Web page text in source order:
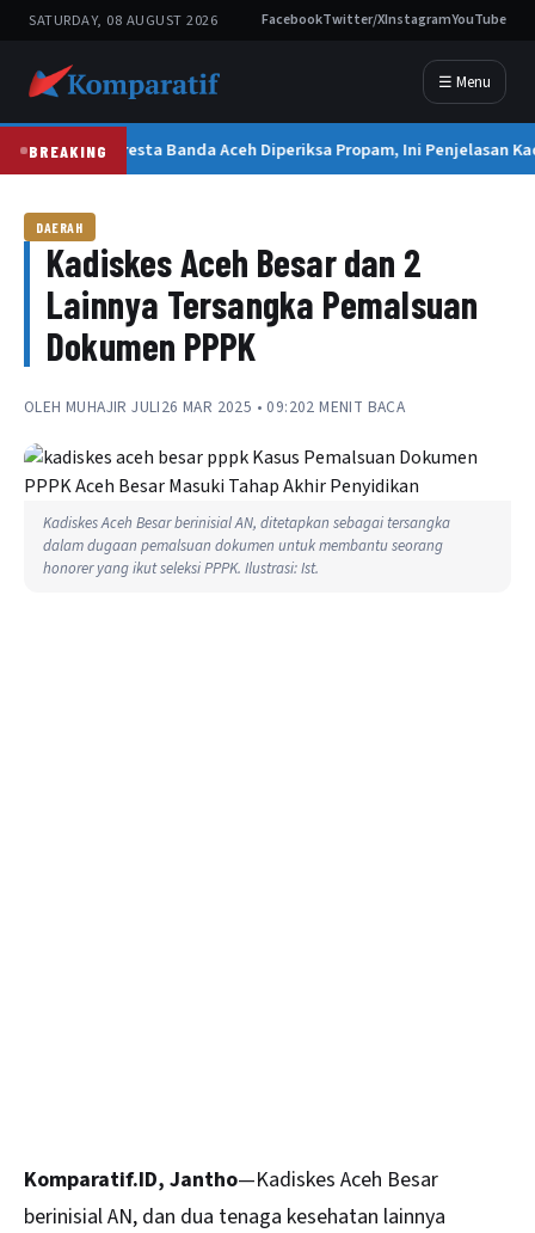
SATURDAY, 08 AUGUST 2026 FacebookTwitter/XInstagramYouTube
☰ Menu
BREAKINGKapolresta Banda Aceh Diperiksa Propam, Ini Penjelasan
DAERAH
Kadiskes Aceh Besar dan 2
Lainnya Tersangka Pemalsuan
Dokumen PPPK
OLEH MUHAJIR JULI26 MAR 2025 • 09:202 MENIT BACA
Kadiskes Aceh Besar berinisial AN, ditetapkan sebagai tersangka
dalam dugaan pemalsuan dokumen untuk membantu seorang
honorer yang ikut seleksi PPPK. Ilustrasi: Ist.
Komparatif.ID, Jantho—Kadiskes Aceh Besar
berinisial AN, dan dua tenaga kesehatan lainnya